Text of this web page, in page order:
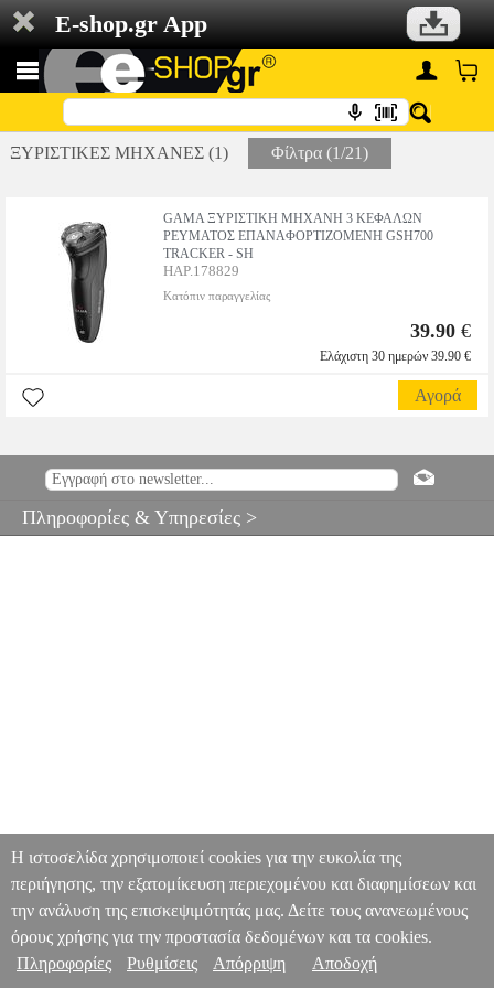
E-shop.gr App
ΞΥΡΙΣΤΙΚΕΣ ΜΗΧΑΝΕΣ (1) Φίλτρα (1/21)
GAMA ΞΥΡΙΣΤΙΚΗ ΜΗΧΑΝΗ 3 ΚΕΦΑΛΩΝ
ΡΕΥΜΑΤΟΣ ΕΠΑΝΑΦΟΡΤΙΖΟΜΕΝΗ GSH700
TRACKER - SH
HAP.178829
Κατόπιν παραγγελίας
39.90 €
Ελάχιστη 30 ημερών 39.90 €
Αγορά
Πληροφορίες & Υπηρεσίες >
Η ιστοσελίδα χρησιμοποιεί cookies για την ευκολία της
περιήγησης, την εξατομίκευση περιεχομένου και διαφημίσεων και
την ανάλυση της επισκεψιμότητάς μας. Δείτε τους ανανεωμένους
όρους χρήσης για την προστασία δεδομένων και τα cookies.
Πληροφορίες
Ρυθμίσεις Απόρριψη Αποδοχή